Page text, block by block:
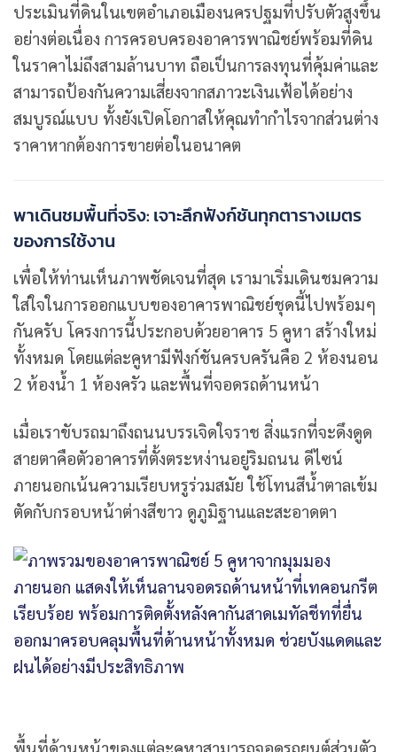
ประเมินที่ดินในเขตอำเภอเมืองนครปฐมที่ปรับตัวสูงขึ้น
อย่างต่อเนื่อง การครอบครองอาคารพาณิชย์พร้อมที่ดิน
ในราคาไม่ถึงสามล้านบาท ถือเป็นการลงทุนที่คุ้มค่าและ
สามารถป้องกันความเสี่ยงจากสภาวะเงินเฟ้อได้อย่าง
สมบูรณ์แบบ ทั้งยังเปิดโอกาสให้คุณทำกำไรจากส่วนต่าง
ราคาหากต้องการขายต่อในอนาคต
พาเดินชมพื้นที่จริง: เจาะลึกฟังก์ชันทุกตารางเมตร
ของการใช้งาน
เพื่อให้ท่านเห็นภาพชัดเจนที่สุด เรามาเริ่มเดินชมความ
ใส่ใจในการออกแบบของอาคารพาณิชย์ชุดนี้ไปพร้อมๆ
กันครับ โครงการนี้ประกอบด้วยอาคาร 5 คูหา สร้างใหม่
ทั้งหมด โดยแต่ละคูหามีฟังก์ชันครบครันคือ 2 ห้องนอน
2 ห้องน้ำ 1 ห้องครัว และพื้นที่จอดรถด้านหน้า
เมื่อเราขับรถมาถึงถนนบรรเจิดใจราช สิ่งแรกที่จะดึงดูด
สายตาคือตัวอาคารที่ตั้งตระหง่านอยู่ริมถนน ดีไซน์
ภายนอกเน้นความเรียบหรูร่วมสมัย ใช้โทนสีน้ำตาลเข้ม
ตัดกับกรอบหน้าต่างสีขาว ดูภูมิฐานและสะอาดตา
พื้นที่ด้านหน้าของแต่ละคูหาสามารถจอดรถยนต์ส่วนตัว